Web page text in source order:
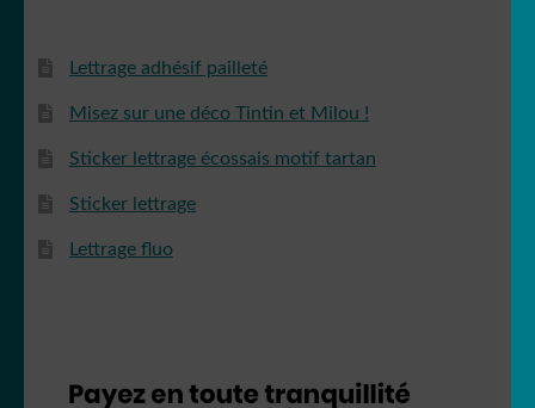
Lettrage adhésif pailleté
Misez sur une déco Tintin et Milou !
Sticker lettrage écossais motif tartan
Sticker lettrage
Lettrage fluo